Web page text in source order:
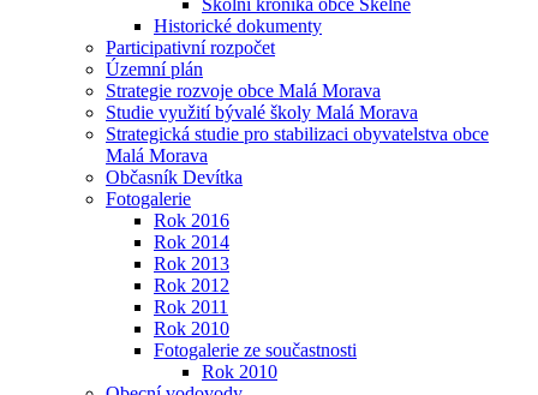
Školní kronika obce Skelné
Historické dokumenty
Participativní rozpočet
Územní plán
Strategie rozvoje obce Malá Morava
Studie využití bývalé školy Malá Morava
Strategická studie pro stabilizaci obyvatelstva obce
Malá Morava
Občasník Devítka
Fotogalerie
Rok 2016
Rok 2014
Rok 2013
Rok 2012
Rok 2011
Rok 2010
Fotogalerie ze součastnosti
Rok 2010